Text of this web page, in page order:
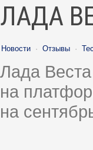
ЛАДА
Новости · Отзывы ·
Лада
на
на